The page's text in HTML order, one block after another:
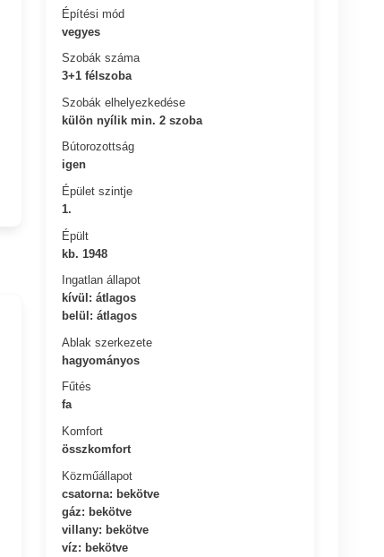
Építési mód
vegyes
Szobák száma
3+1 félszoba
Szobák elhelyezkedése
külön nyílik min. 2 szoba
Bútorozottság
igen
Épület szintje
1.
Épült
kb. 1948
Ingatlan állapot
kívül: átlagos
belül: átlagos
Ablak szerkezete
hagyományos
Fűtés
fa
Komfort
összkomfort
Közműállapot
csatorna: bekötve
gáz: bekötve
villany: bekötve
víz: bekötve